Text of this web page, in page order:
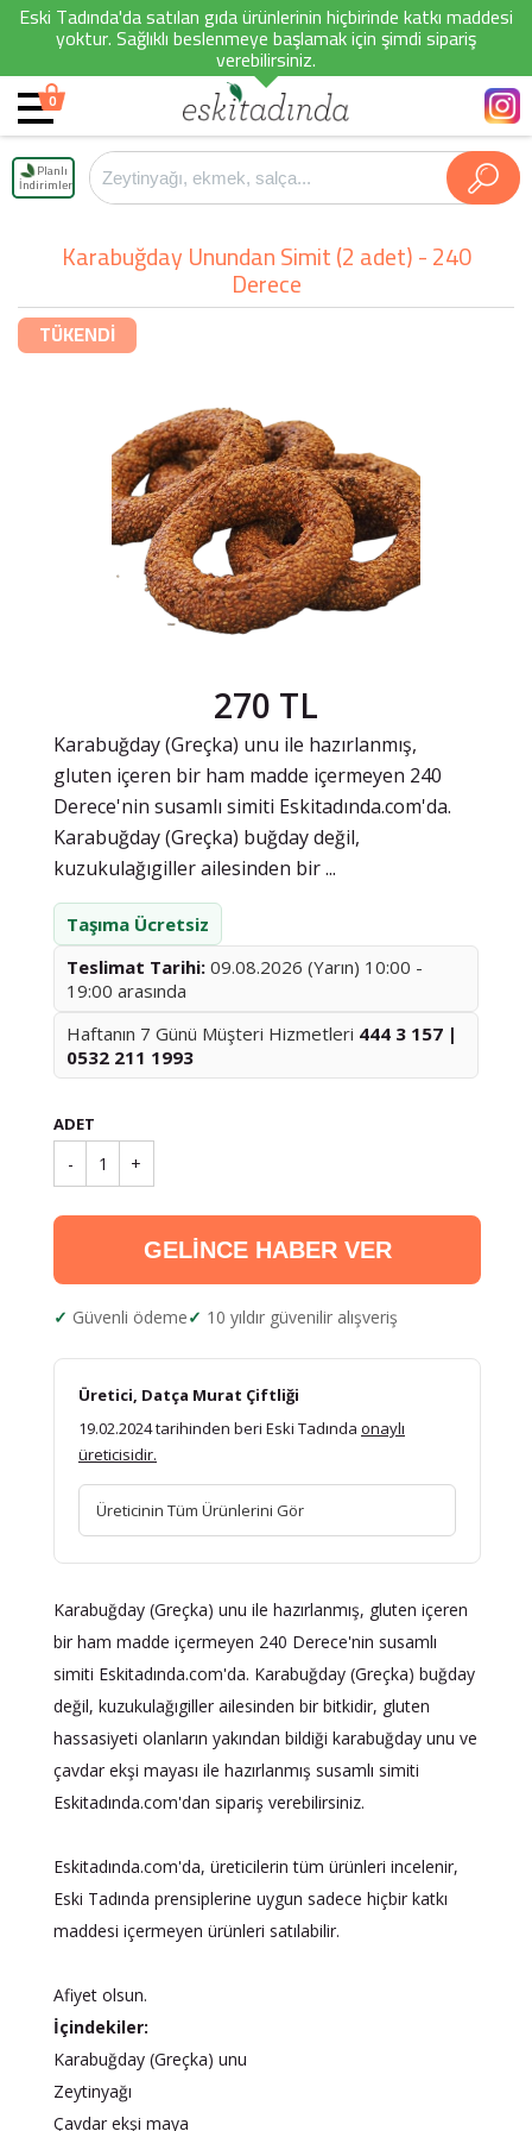
Eski Tadında'da satılan gıda ürünlerinin hiçbirinde katkı maddesi
yoktur. Sağlıklı beslenmeye başlamak için şimdi sipariş
verebilirsiniz.
0
Planlı
İndirimler
Karabuğday Unundan Simit (2 adet) - 240
Derece
TÜKENDİ
270 TL
Karabuğday (Greçka) unu ile hazırlanmış,
gluten içeren bir ham madde içermeyen 240
Derece'nin susamlı simiti Eskitadında.com'da.
Karabuğday (Greçka) buğday değil,
kuzukulağıgiller ailesinden bir ...
Taşıma Ücretsiz
Teslimat Tarihi: 09.08.2026 (Yarın) 10:00 -
19:00 arasında
Haftanın 7 Günü Müşteri Hizmetleri 444 3 157 |
0532 211 1993
ADET
- 1 +
GELİNCE HABER VER
Güvenli ödeme 10 yıldır güvenilir alışveriş
Üretici, Datça Murat Çiftliği
19.02.2024 tarihinden beri Eski Tadında onaylı
üreticisidir.
Üreticinin Tüm Ürünlerini Gör
Karabuğday (Greçka) unu ile hazırlanmış, gluten içeren
bir ham madde içermeyen 240 Derece'nin susamlı
simiti Eskitadında.com'da. Karabuğday (Greçka) buğday
değil, kuzukulağıgiller ailesinden bir bitkidir, gluten
hassasiyeti olanların yakından bildiği karabuğday unu ve
çavdar ekşi mayası ile hazırlanmış susamlı simiti
Eskitadında.com'dan sipariş verebilirsiniz.
Eskitadında.com'da, üreticilerin tüm ürünleri incelenir,
Eski Tadında prensiplerine uygun sadece hiçbir katkı
maddesi içermeyen ürünleri satılabilir.
Afiyet olsun.
İçindekiler:
Karabuğday (Greçka) unu
Zeytinyağı
Çavdar ekşi maya